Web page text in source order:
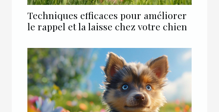
Techniques efficaces pour améliorer
le rappel et la laisse chez votre chien